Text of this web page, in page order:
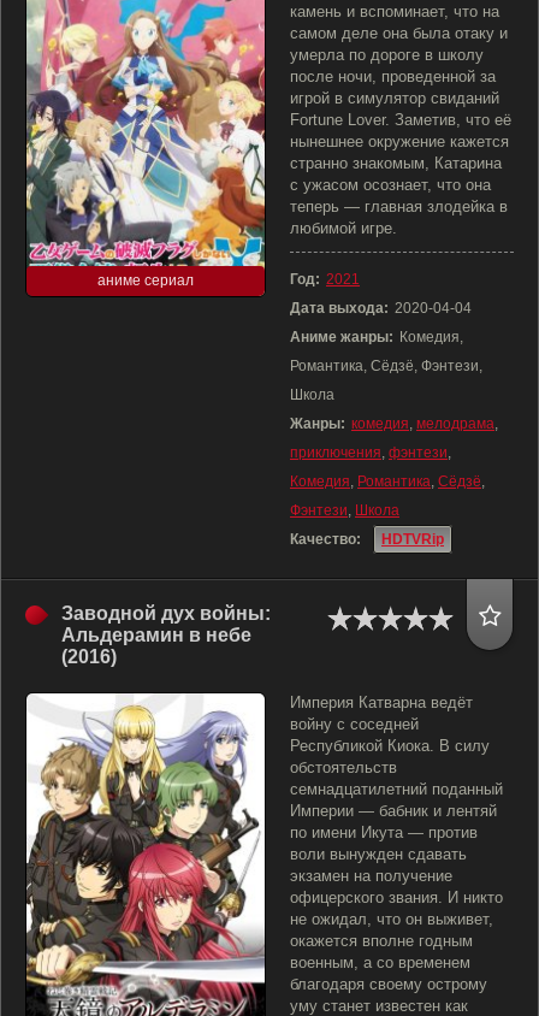
аниме сериал
камень и вспоминает, что на
самом деле она была отаку и
умерла по дороге в школу
после ночи, проведенной за
игрой в симулятор свиданий
Fortune Lover. Заметив, что её
нынешнее окружение кажется
странно знакомым, Катарина
с ужасом осознает, что она
теперь — главная злодейка в
любимой игре.
Год: 2021
Дата выхода: 2020-04-04
Аниме жанры: Комедия,
Романтика, Сёдзё, Фэнтези,
Школа
Жанры: комедия, мелодрама,
приключения, фэнтези,
Комедия, Романтика, Сёдзё,
Фэнтези, Школа
Качество:
HDTVRip
Заводной дух войны:
Альдерамин в небе
(2016)
Империя Катварна ведёт
войну с соседней
Республикой Киока. В силу
обстоятельств
семнадцатилетний поданный
Империи — бабник и лентяй
по имени Икута — против
воли вынужден сдавать
экзамен на получение
офицерского звания. И никто
не ожидал, что он выживет,
окажется вполне годным
военным, а со временем
благодаря своему острому
уму станет известен как